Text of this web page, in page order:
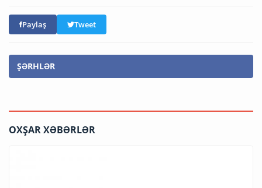
Paylaş Tweet
ŞƏRHLƏR
OXŞAR XƏBƏRLƏR